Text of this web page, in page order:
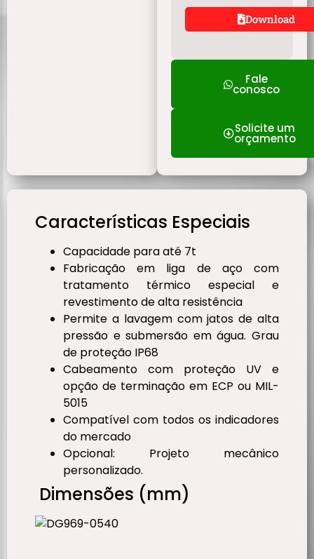
Download
Fale
conosco
Solicite um
orçamento
Características Especiais
Capacidade para até 7t
Fabricação em liga de aço com
tratamento térmico especial e
revestimento de alta resistência
Permite a lavagem com jatos de alta
pressão e submersão em água. Grau
de proteção IP68
Cabeamento com proteção UV e
opção de terminação em ECP ou MIL-
5015
Compatível com todos os indicadores
do mercado
Opcional: Projeto mecânico
personalizado.
Dimensões (mm)